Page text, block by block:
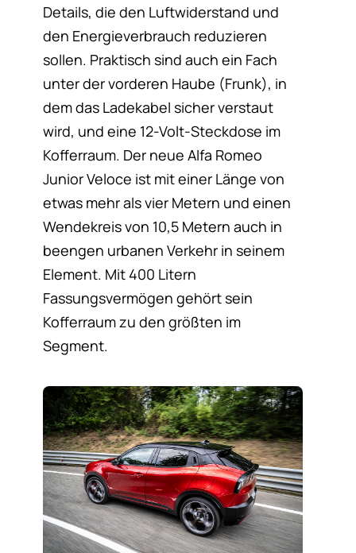
Details, die den Luftwiderstand und
den Energieverbrauch reduzieren
sollen. Praktisch sind auch ein Fach
unter der vorderen Haube (Frunk), in
dem das Ladekabel sicher verstaut
wird, und eine 12-Volt-Steckdose im
Kofferraum. Der neue Alfa Romeo
Junior Veloce ist mit einer Länge von
etwas mehr als vier Metern und einen
Wendekreis von 10,5 Metern auch in
beengen urbanen Verkehr in seinem
Element. Mit 400 Litern
Fassungsvermögen gehört sein
Kofferraum zu den größten im
Segment.